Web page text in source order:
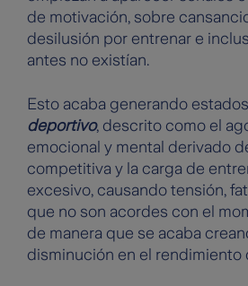
de motivación, sobre
desilusión por entrenar e
antes no existían.
Esto acaba generando
deportivo, descrito como el
emocional y mental derivado
competitiva y la carga de
excesivo, causando tensión,
que no son acordes con el
de manera que se acaba
disminución en el rendimiento